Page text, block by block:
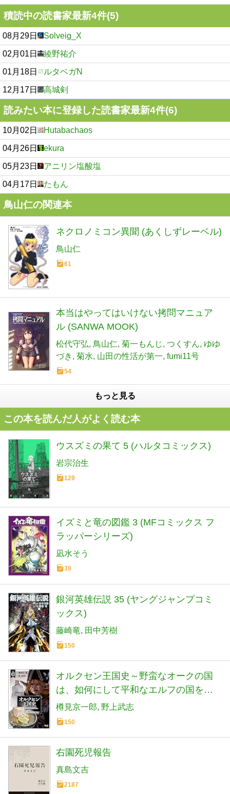
積読中の読書家最新4件(5)
08月29日 Solveig_X
02月01日 綾野祐介
01月18日 ルタベガN
12月17日 高城剣
読みたい本に登録した読書家最新4件(6)
10月02日 Hutabachaos
04月26日 ekura
05月23日 アニリン塩酸塩
04月17日 たもん
鳥山仁の関連本
ネクロノミコン異聞 (あくしずレーベル)
鳥山仁
61
本当はやってはいけない拷問マニュア
ル (SANWA MOOK)
松代守弘 鳥山仁 菊一もんじ つくすん ゆゆ
づき
菊水 山田の性活が第一 fumi11号
54
もっと見る
この本を読んだ人がよく読む本
ウスズミの果て 5 (ハルタコミックス)
岩宗治生
129
イズミと竜の図鑑 3 (MFコミックス フ
ラッパーシリーズ)
凪水そう
39
銀河英雄伝説 35 (ヤングジャンプコミ
ックス)
藤崎竜 田中芳樹
150
オルクセン王国史～野蛮なオークの国
は、如何にして平和なエルフの国を焼
き払うに至ったか～６ (【漫画】オルク
セン王国史)
樽見京一郎 野上武志
150
右園死児報告
真島文吉
2187